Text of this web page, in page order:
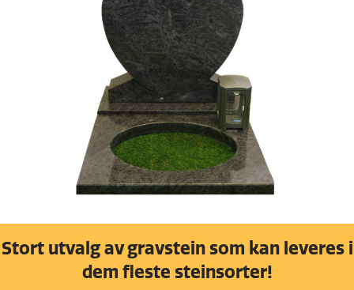
Stort utvalg av gravstein som kan leveres i
dem fleste steinsorter!